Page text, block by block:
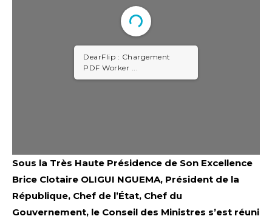
DearFlip : Chargement
PDF Worker ...
Sous la Très Haute Présidence de Son Excellence
Brice Clotaire OLIGUI NGUEMA, Président de la
République, Chef de l’État, Chef du
Gouvernement, le Conseil des Ministres s’est réuni